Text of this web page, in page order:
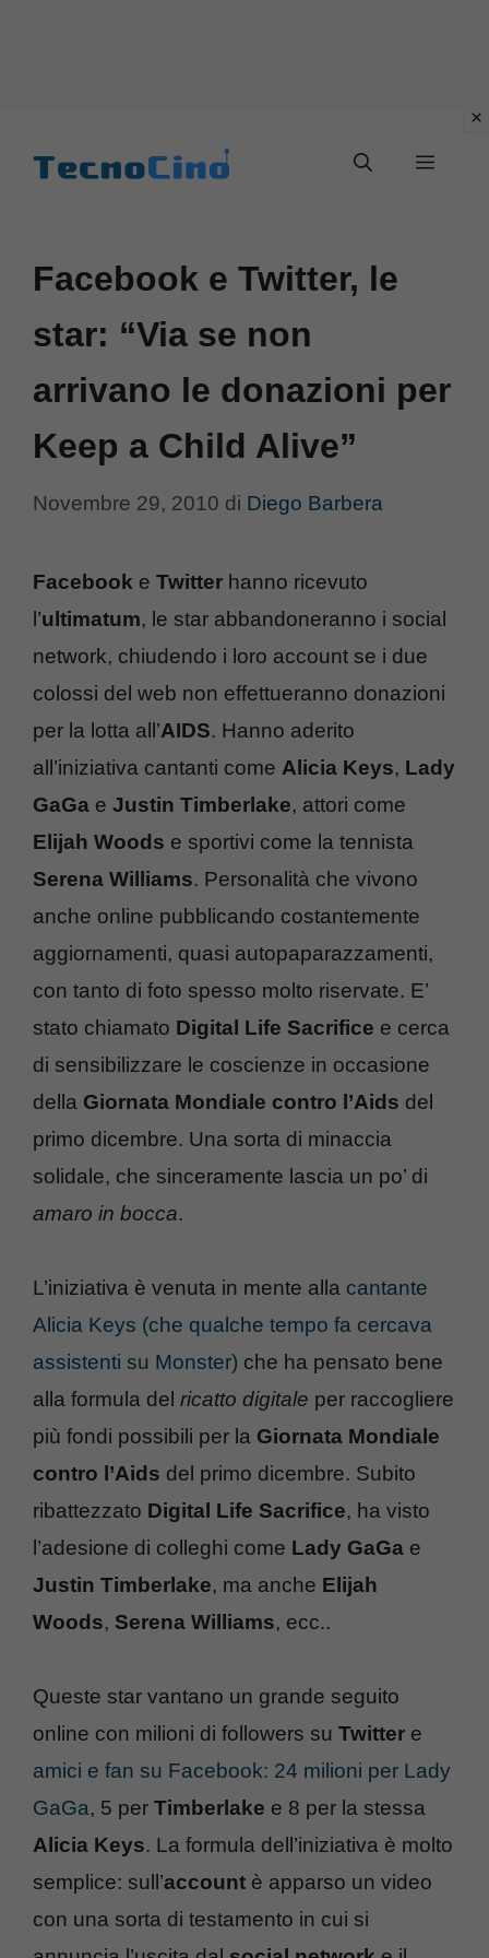
Menu
Facebook e Twitter, le
star: “Via se non
arrivano le donazioni per
Keep a Child Alive”
Novembre 29, 2010 di Diego Barbera
Facebook e Twitter hanno ricevuto
l’ultimatum, le star abbandoneranno i social
network, chiudendo i loro account se i due
colossi del web non effettueranno donazioni
per la lotta all’AIDS. Hanno aderito
all’iniziativa cantanti come Alicia Keys, Lady
GaGa e Justin Timberlake, attori come
Elijah Woods e sportivi come la tennista
Serena Williams. Personalità che vivono
anche online pubblicando costantemente
aggiornamenti, quasi autopaparazzamenti,
con tanto di foto spesso molto riservate. E’
stato chiamato Digital Life Sacrifice e cerca
di sensibilizzare le coscienze in occasione
della Giornata Mondiale contro l’Aids del
primo dicembre. Una sorta di minaccia
solidale, che sinceramente lascia un po’ di
amaro in bocca.
L’iniziativa è venuta in mente alla cantante
Alicia Keys (che qualche tempo fa cercava
assistenti su Monster) che ha pensato bene
alla formula del ricatto digitale per raccogliere
più fondi possibili per la Giornata Mondiale
contro l’Aids del primo dicembre. Subito
ribattezzato Digital Life Sacrifice, ha visto
l’adesione di colleghi come Lady GaGa e
Justin Timberlake, ma anche Elijah
Woods, Serena Williams, ecc..
Queste star vantano un grande seguito
online con milioni di followers su Twitter e
amici e fan su Facebook: 24 milioni per Lady
GaGa, 5 per Timberlake e 8 per la stessa
Alicia Keys. La formula dell’iniziativa è molto
semplice: sull’account è apparso un video
con una sorta di testamento in cui si